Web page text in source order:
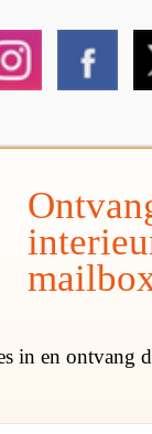
in en ontvang